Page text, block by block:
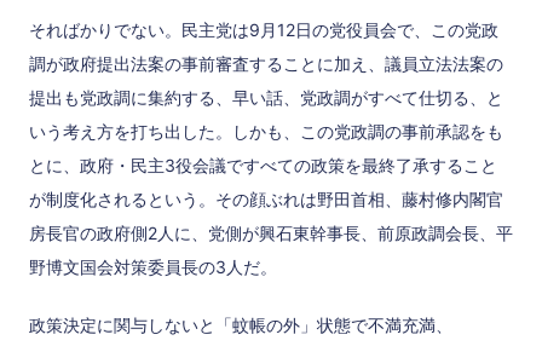
そればかりでない。民主党は9月12日の党役員会で、この党政
調が政府提出法案の事前審査することに加え、議員立法法案の
提出も党政調に集約する、早い話、党政調がすべて仕切る、と
いう考え方を打ち出した。しかも、この党政調の事前承認をも
とに、政府・民主3役会議ですべての政策を最終了承すること
が制度化されるという。その顔ぶれは野田首相、藤村修内閣官
房長官の政府側2人に、党側が興石東幹事長、前原政調会長、平
野博文国会対策委員長の3人だ。
政策決定に関与しないと「蚊帳の外」状態で不満充満、